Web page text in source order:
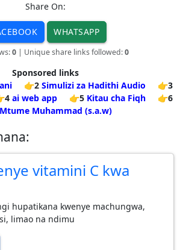
Share On:
WHATSAPP
0| Unique share links followed:0
Sponsored links
👉2 Simulizi za Hadithi Audio
👉3
ai web app 👉5 Kitau cha Fiqh
👉6
Muhammad (s.a.w)
vitamini C kwa
hupatikana kwenye machungwa,
limao na ndimu